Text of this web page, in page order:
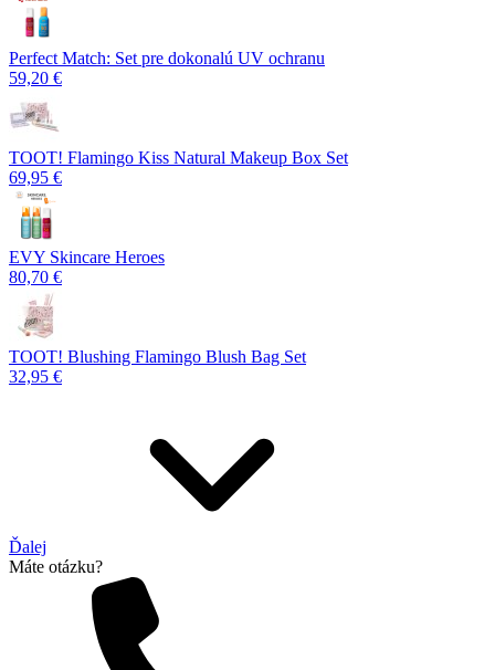
Perfect Match: Set pre dokonalú UV ochranu
59,20 €
TOOT! Flamingo Kiss Natural Makeup Box Set
69,95 €
EVY Skincare Heroes
80,70 €
TOOT! Blushing Flamingo Blush Bag Set
32,95 €
Ďalej
Máte otázku?